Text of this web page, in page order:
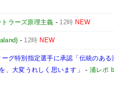
トラーズ原理主義 - 12時 NEW
- 12時 NEW
グ特別指定選手に承認「伝統のあ
、大変うれしく思います」
- 浦レポ